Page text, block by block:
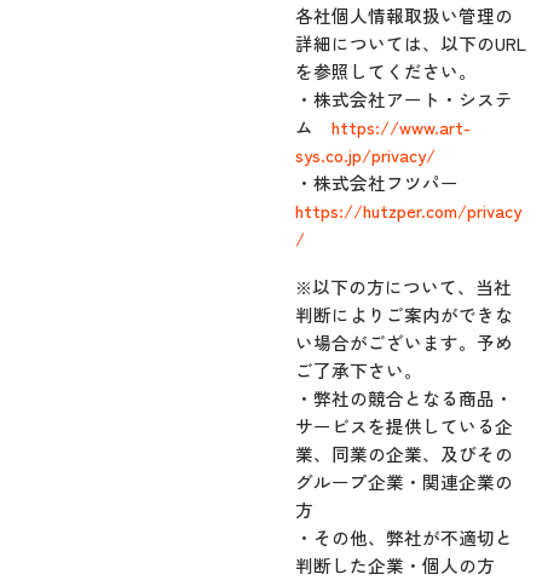
各社個人情報取扱い管理の
詳細については、以下のURL
を参照してください。
・株式会社アート・システ
ム https://www.art-
sys.co.jp/privacy/
・株式会社フツパー
https://hutzper.com/privacy
/
※以下の方について、当社
判断によりご案内ができな
い場合がございます。予め
ご了承下さい。
・弊社の競合となる商品・
サービスを提供している企
業、同業の企業、及びその
グループ企業・関連企業の
方
・その他、弊社が不適切と
判断した企業・個人の方